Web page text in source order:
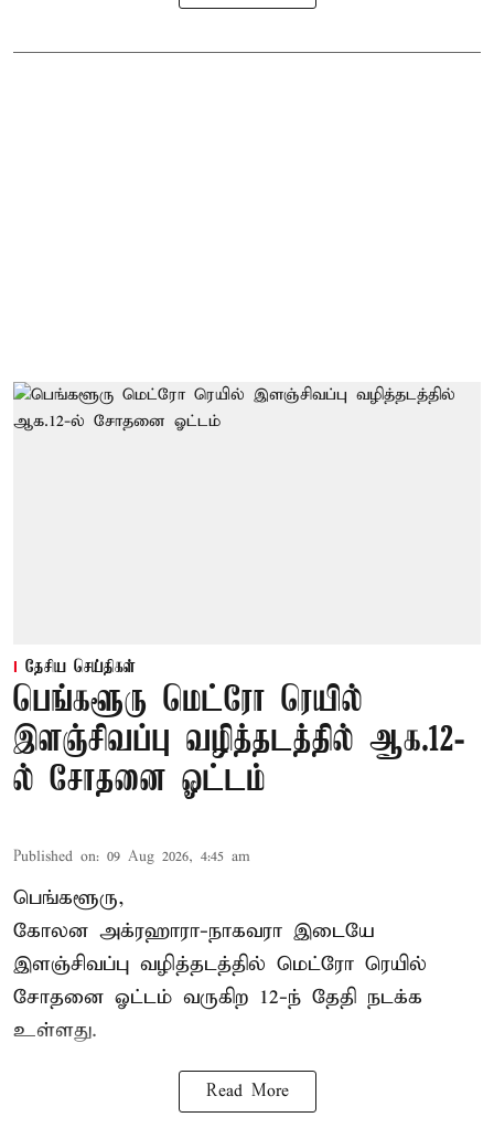
தேசிய செய்திகள்
பெங்களூரு மெட்ரோ ரெயில்
இளஞ்சிவப்பு வழித்தடத்தில் ஆக.12-
ல் சோதனை ஓட்டம்
Published on: 09 Aug 2026, 4:45 am
பெங்களூரு,
கோலன அக்ரஹாரா-நாகவரா இடையே
இளஞ்சிவப்பு வழித்தடத்தில் மெட்ரோ ரெயில்
சோதனை ஓட்டம் வருகிற 12-ந் தேதி நடக்க
உள்ளது.
Read More